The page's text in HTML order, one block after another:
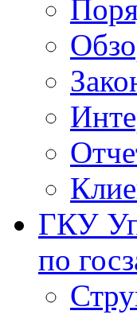
ГКУ
по